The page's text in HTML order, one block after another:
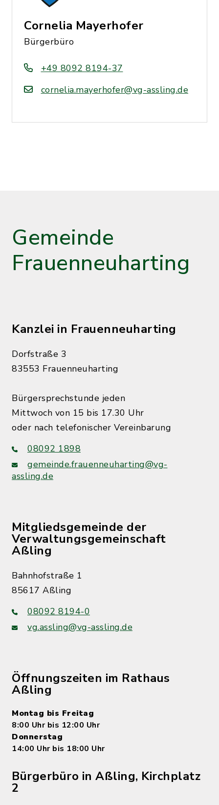
Cornelia Mayerhofer
Bürgerbüro
+49 8092 8194-37
cornelia.mayerhofer@vg-assling.de
Gemeinde
Frauenneuharting
Kanzlei in Frauenneuharting
Dorfstraße 3
83553 Frauenneuharting
Bürgersprechstunde jeden
Mittwoch von 15 bis 17.30 Uhr
oder nach telefonischer Vereinbarung
08092 1898
gemeinde.frauenneuharting@vg-
assling.de
Mitgliedsgemeinde der
Verwaltungsgemeinschaft
Aßling
Bahnhofstraße 1
85617 Aßling
08092 8194-0
vg.assling@vg-assling.de
Öffnungszeiten im Rathaus
Aßling
Montag bis Freitag
8:00 Uhr bis 12:00 Uhr
Donnerstag
14:00 Uhr bis 18:00 Uhr
Bürgerbüro in Aßling, Kirchplatz
2